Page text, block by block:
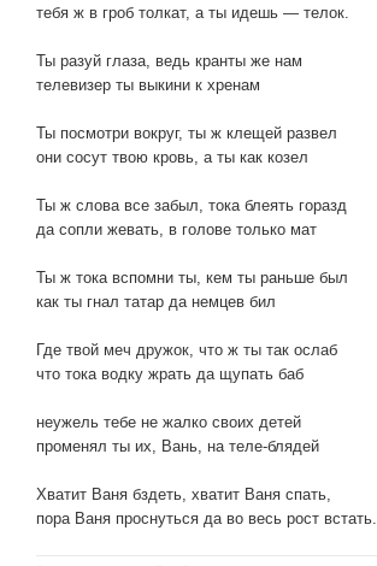
тебя ж в гроб толкат, а ты идешь — телок.
Ты разуй глаза, ведь кранты же нам
телевизер ты выкини к хренам
Ты посмотри вокруг, ты ж клещей развел
они сосут твою кровь, а ты как козел
Ты ж слова все забыл, тока блеять горазд
да сопли жевать, в голове только мат
Ты ж тока вспомни ты, кем ты раньше был
как ты гнал татар да немцев бил
Где твой меч дружок, что ж ты так ослаб
что тока водку жрать да щупать баб
неужель тебе не жалко своих детей
променял ты их, Вань, на теле-блядей
Хватит Ваня бздеть, хватит Ваня спать,
пора Ваня проснуться да во весь рост встать.